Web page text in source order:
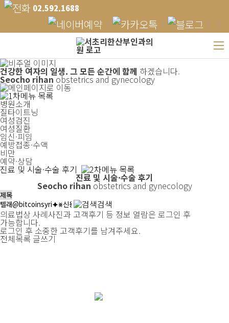
02.592.1688
건강한 여자의 일생. 그 모든 순간에 함께 하겠습니다.
Seocho rihanobstetrics and gynecology
병원소개
질타이트닝
여성검진
여성질환
임신·피임
예방접종·수액
비만
예약·상담
진료 및 시술·수술 후기
진료 및 시술·수술 후기
Seocho rihan obstetrics and gynecology
검색
의료법상 사례사진과 고객후기 등 정보 열람은 로그인 후
가능합니다.
로그인 후 소중한 고객후기를 남겨주세요.
전체목록 글쓰기